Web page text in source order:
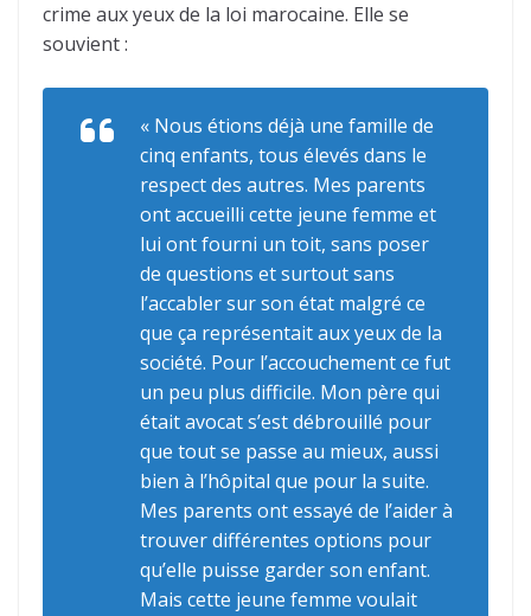
crime aux yeux de la loi marocaine. Elle se
souvient :
« Nous étions déjà une famille de
cinq enfants, tous élevés dans le
respect des autres. Mes parents
ont accueilli cette jeune femme et
lui ont fourni un toit, sans poser
de questions et surtout sans
l’accabler sur son état malgré ce
que ça représentait aux yeux de la
société. Pour l’accouchement ce fut
un peu plus difficile. Mon père qui
était avocat s’est débrouillé pour
que tout se passe au mieux, aussi
bien à l’hôpital que pour la suite.
Mes parents ont essayé de l’aider à
trouver différentes options pour
qu’elle puisse garder son enfant.
Mais cette jeune femme voulait